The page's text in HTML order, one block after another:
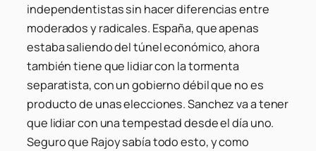
independentistas sin hacer diferencias entre
moderados y radicales. España, que apenas
estaba saliendo del túnel económico, ahora
también tiene que lidiar con la tormenta
separatista, con un gobierno débil que no es
producto de unas elecciones. Sanchez va a tener
que lidiar con una tempestad desde el día uno.
Seguro que Rajoy sabía todo esto, y como